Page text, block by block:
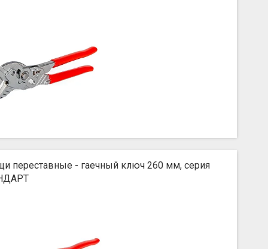
переставные - гаечный ключ 260 мм, серия